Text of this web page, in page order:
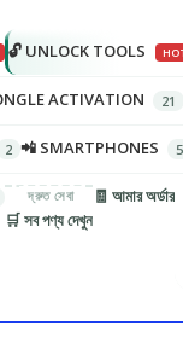
🔓 UNLOCK TOOLS
ACTIVATION
📲 SMARTPHONES
🛒 সব পণ্য দেখুন
🧾 আমার অর্ডার